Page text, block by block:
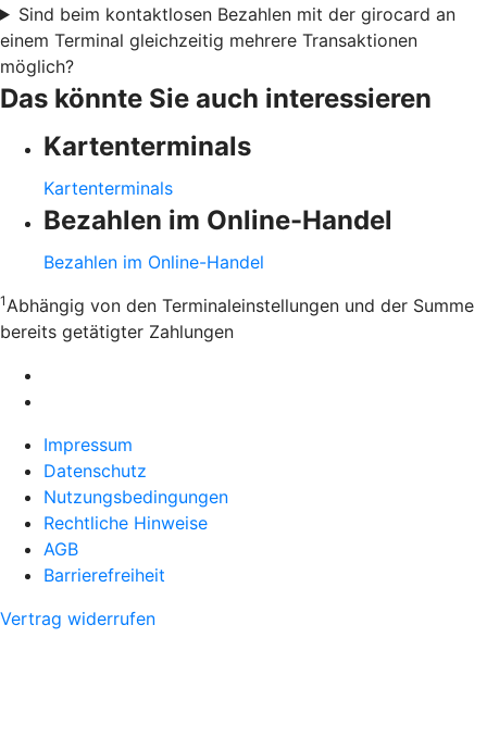
Sind beim kontaktlosen Bezahlen mit der girocard an
einem Terminal gleichzeitig mehrere Transaktionen
möglich?
Das könnte Sie auch interessieren
Kartenterminals
Kartenterminals
Bezahlen im Online-Handel
Bezahlen im Online-Handel
1 Abhängig von den Terminaleinstellungen und der Summe
bereits getätigter Zahlungen
Impressum
Datenschutz
Nutzungsbedingungen
Rechtliche Hinweise
AGB
Barrierefreiheit
Vertrag widerrufen